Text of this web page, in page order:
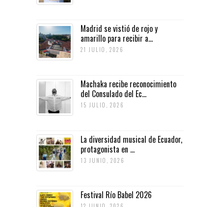
Madrid se vistió de rojo y
amarillo para recibir a...
21 JULIO, 2026
Machaka recibe reconocimiento
del Consulado del Ec...
15 JULIO, 2026
La diversidad musical de Ecuador,
protagonista en ...
13 JUNIO, 2026
Festival Río Babel 2026